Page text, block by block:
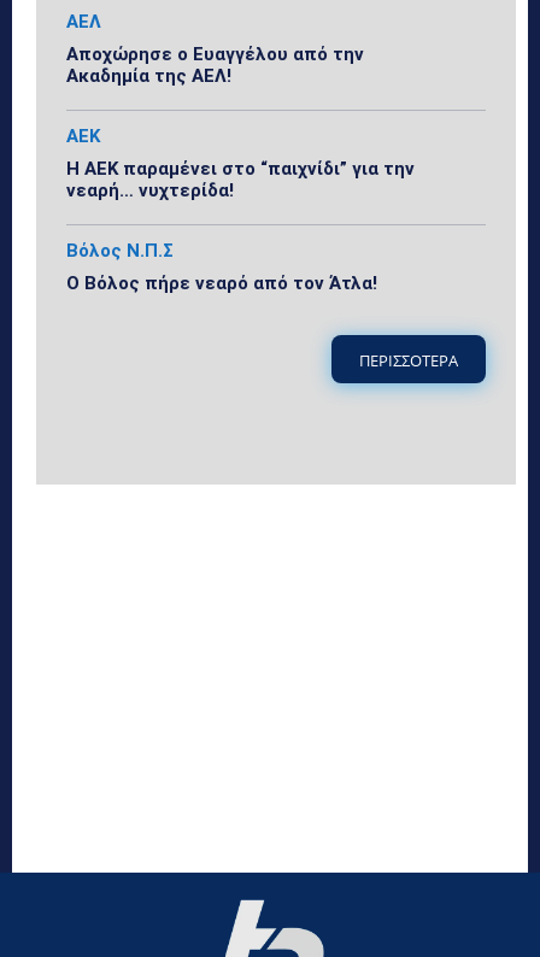
ΑΕΛ
Αποχώρησε ο Ευαγγέλου από την
Ακαδημία της ΑΕΛ!
ΑΕΚ
Η ΑΕΚ παραμένει στο “παιχνίδι” για την
νεαρή… νυχτερίδα!
Βόλος Ν.Π.Σ
Ο Βόλος πήρε νεαρό από τον Άτλα!
ΠΕΡΙΣΣΟΤΕΡΑ